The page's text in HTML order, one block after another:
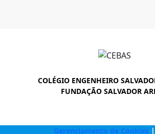
COLÉGIO ENGENHEIRO
FUNDAÇÃO SALVADOR
Gerenciamento de Cookies |